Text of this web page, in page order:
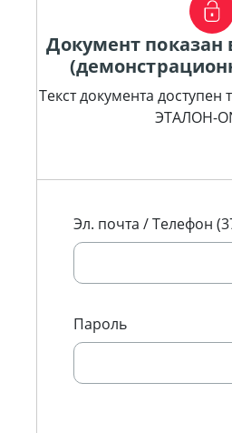
Документ
Текст документа доступен
ЭТАЛОН-
Эл. почта / Телефон
Пароль